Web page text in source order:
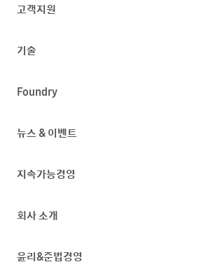
고객지원
기술
Foundry
뉴스 & 이벤트
지속가능경영
회사 소개
윤리&준법경영